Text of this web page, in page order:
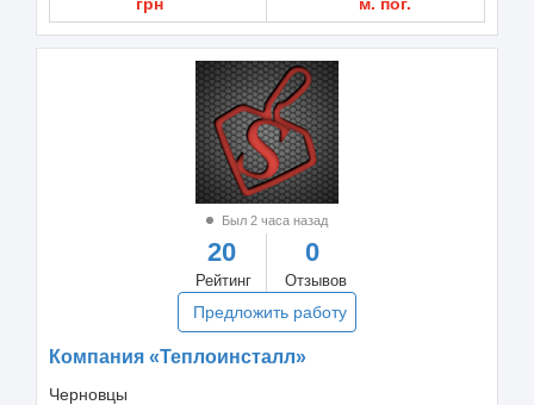
Был 2 часа назад
20
Рейтинг
0
Отзывов
Предложить работу
Компания «Теплоинсталл»
Черновцы